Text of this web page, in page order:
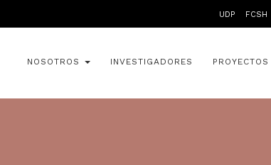
UDP FCSH
NOSOTROS INVESTIGADORES PROYECTOS